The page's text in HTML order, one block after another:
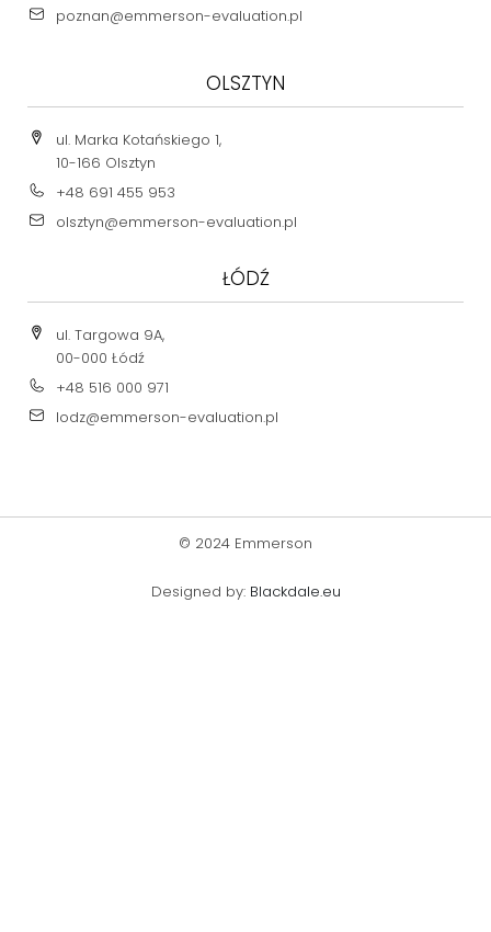
poznan@emmerson-evaluation.pl
OLSZTYN
ul. Marka Kotańskiego 1,
10-166 Olsztyn
+48 691 455 953
olsztyn@emmerson-evaluation.pl
ŁÓDŹ
ul. Targowa 9A,
00-000 Łódź
+48 516 000 971
lodz@emmerson-evaluation.pl
© 2024 Emmerson
Designed by: Blackdale.eu